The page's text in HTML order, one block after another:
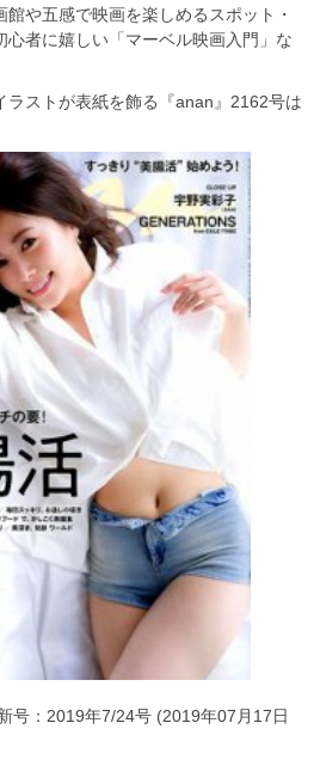
や五感で映画を楽しめるスポット・
心者に嬉しい「マーベル映画入門」な
ラストが表紙を飾る『anan』2162号は
号：2019年7/24号 (2019年07月17日